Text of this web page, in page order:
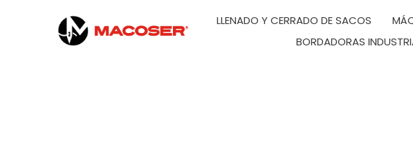
LLENADO Y CERRADO DE SACOS
BORDADORAS